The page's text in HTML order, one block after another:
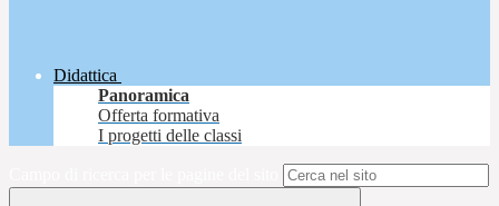
Didattica
Panoramica
Offerta formativa
I progetti delle classi